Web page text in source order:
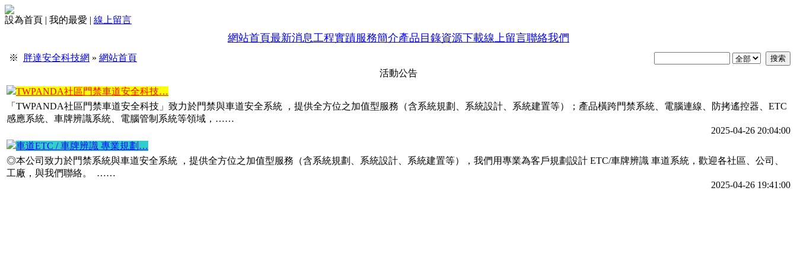
設為首頁 | 我的最愛 | 線上留言
網站首頁最新消息工程實蹟服務簡介產品目錄資源下載線上留言聯絡我們
※ 胖達安全科技網 » 網站首頁
活動公告
社區/大廈 數位影像對講機更新…
專業規劃、專業施工、品質保證各式數位對講機代理施工 平板影像數位對講機、SIP網路型數位影像對講機、傳統聽筒式數位對講機訂做施工，可以依現場環境與需求為客戶設計，施工完
成後我們有完善的售後服務與維護。……
2025-04-26 01:00:00
「TWPANDA社區門禁車道安全科技」致力於門禁與車道安全系統 ，提供全方位之加值型服務（含系統規劃、系統設計、系統建置等）；產品橫跨門禁系統、電腦連線、防拷遙控器、ETC
感應系統、車牌辨識系統、電腦管制系統等領域，……
◎本公司致力於門禁系統與車道安全系統 ，提供全方位之加值型服務（含系統規劃、系統設計、系統建置等），我們用專業為客戶規劃設計 ETC/車牌辨識 車道系統，歡迎各社區、公司、
工廠，與我們聯絡。 ……